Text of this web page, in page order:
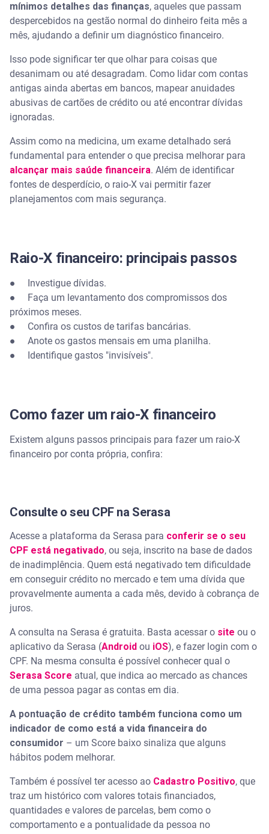
mínimos detalhes das finanças, aqueles que passam
despercebidos na gestão normal do dinheiro feita mês a
mês, ajudando a definir um diagnóstico financeiro.
Isso pode significar ter que olhar para coisas que
desanimam ou até desagradam. Como lidar com contas
antigas ainda abertas em bancos, mapear anuidades
abusivas de cartões de crédito ou até encontrar dívidas
ignoradas.
Assim como na medicina, um exame detalhado será
fundamental para entender o que precisa melhorar para
alcançar mais saúde financeira. Além de identificar
fontes de desperdício, o raio-X vai permitir fazer
planejamentos com mais segurança.
Raio-X financeiro: principais passos
● Investigue dívidas.
● Faça um levantamento dos compromissos dos
próximos meses.
● Confira os custos de tarifas bancárias.
● Anote os gastos mensais em uma planilha.
● Identifique gastos "invisíveis".
Como fazer um raio-X financeiro
Existem alguns passos principais para fazer um raio-X
financeiro por conta própria, confira:
Consulte o seu CPF na Serasa
Acesse a plataforma da Serasa para conferir se o seu
CPF está negativado, ou seja, inscrito na base de dados
de inadimplência. Quem está negativado tem dificuldade
em conseguir crédito no mercado e tem uma dívida que
provavelmente aumenta a cada mês, devido à cobrança de
juros.
A consulta na Serasa é gratuita. Basta acessar o site ou o
aplicativo da Serasa (Android ou iOS), e fazer login com o
CPF. Na mesma consulta é possível conhecer qual o
Serasa Score atual, que indica ao mercado as chances
de uma pessoa pagar as contas em dia.
A pontuação de crédito também funciona como um
indicador de como está a vida financeira do
consumidor – um Score baixo sinaliza que alguns
hábitos podem melhorar.
Também é possível ter acesso ao Cadastro Positivo, que
traz um histórico com valores totais financiados,
quantidades e valores de parcelas, bem como o
comportamento e a pontualidade da pessoa no